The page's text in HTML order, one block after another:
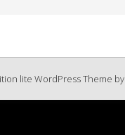
lite WordPress Theme by